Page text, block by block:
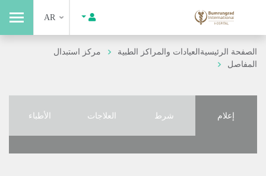
AR
الصفحة الرئيسيةالعيادات والمراكز الطبية
مركز استبدال
المفاصل
إعلام شرط العلاجات الأطباء